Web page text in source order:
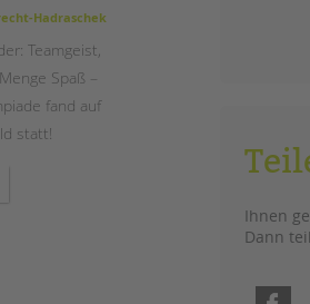
Hadraschek
Teamgeist,
Spaß –
fand auf
statt!
Ihnen
Dann